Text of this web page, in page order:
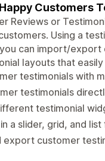
Customers
Reviews or
Using a
can import/
layouts that
testimonials with
testimonials
testimonial
a slider, grid, and list
export customer